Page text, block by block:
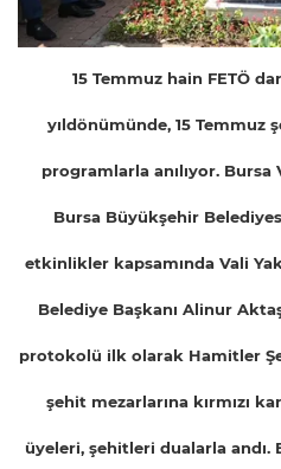
15 Temmuz hain FETÖ
yıldönümünde, 15 Temmuz
programlarla anılıyor.
Bursa Büyükşehir
etkinlikler kapsamında Vali
Belediye Başkanı Alinur
protokolü ilk olarak Hamitler
şehit mezarlarına kırmızı
üyeleri, şehitleri dualarla